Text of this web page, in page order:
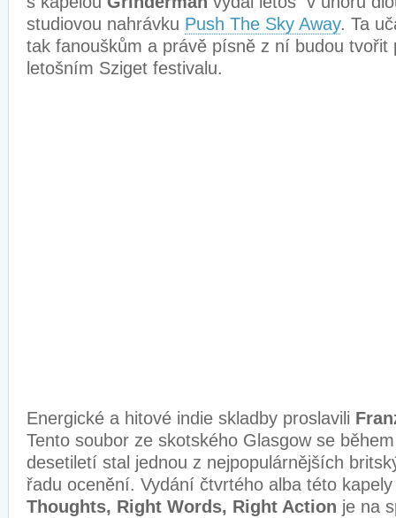
studiovou nahrávku Push The Sky Away. Ta
tak fanouškům a právě písně z ní budou tvořit
letošním Sziget festivalu.
Energické a hitové indie skladby proslavili
Tento soubor ze skotského Glasgow se
desetiletí stal jednou z nejpopulárnějších
řadu ocenění. Vydání čtvrtého alba této
Thoughts, Right Words, Right Action je na